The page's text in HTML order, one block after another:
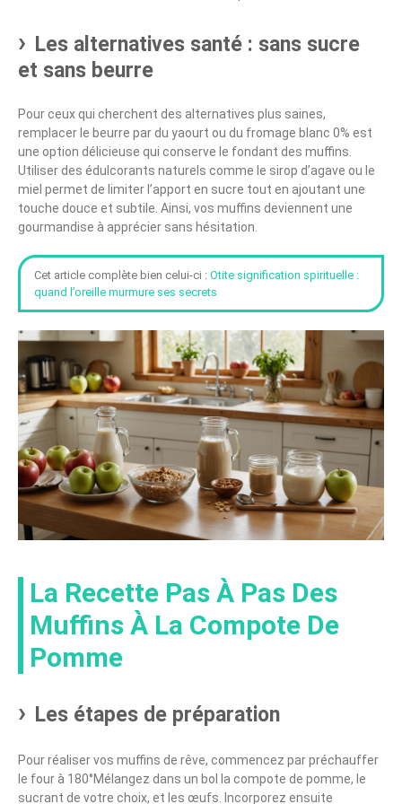
Les alternatives santé : sans sucre
et sans beurre
Pour ceux qui cherchent des alternatives plus saines,
remplacer le beurre par du yaourt ou du fromage blanc 0% est
une option délicieuse qui conserve le fondant des muffins.
Utiliser des édulcorants naturels comme le sirop d’agave ou le
miel permet de limiter l’apport en sucre tout en ajoutant une
touche douce et subtile. Ainsi, vos muffins deviennent une
gourmandise à apprécier sans hésitation.
Cet article complète bien celui-ci : Otite signification spirituelle :
quand l’oreille murmure ses secrets
La Recette Pas À Pas Des
Muffins À La Compote De
Pomme
Les étapes de préparation
Pour réaliser vos muffins de rêve, commencez par préchauffer
le four à 180°Mélangez dans un bol la compote de pomme, le
sucrant de votre choix, et les œufs. Incorporez ensuite